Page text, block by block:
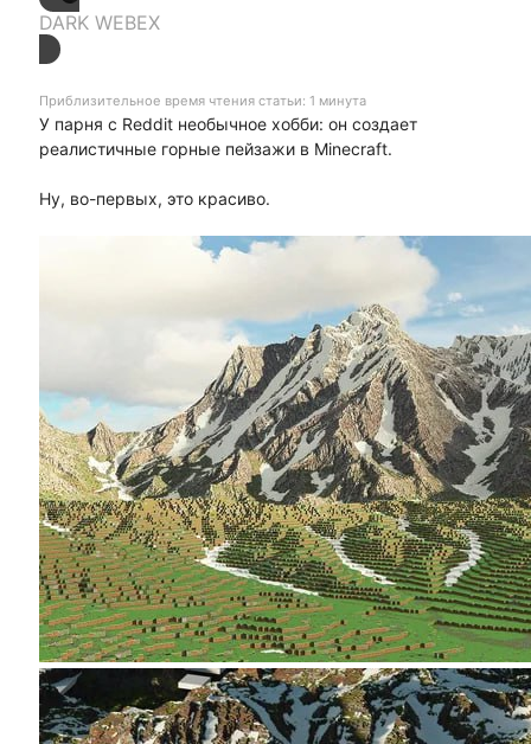
DARK WEBEX
Приблизительное время чтения статьи: 1 минута
У парня с Reddit необычное хобби: он создает
реалистичные горные пейзажи в Minecraft.
Ну, во-первых, это красиво.